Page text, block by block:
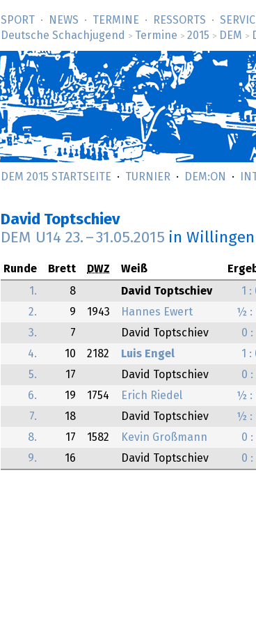
SPORT NEWS TERMINE RESSORTS
Deutsche Schachjugend
> Termine > 2015 > DEM >
DEM 2015 STARTSEITE TURNIER DEM:ON
David Toptschiev
DEM U14 23. –31.05.2015 in Willingen
Runde Brett DWZ Weiß
1.
8 David Toptschiev 1 :
2.
9 1943 Hannes Ewert ½ :
3.
7 David Toptschiev 0 :
4.
10 2182 Luis Engel 1 :
5.
17 David Toptschiev 0 :
6.
19 1754 Erich Riedel ½ :
7.
18 David Toptschiev ½ :
8.
17 1582 Kevin Großmann 0 :
9.
16 David Toptschiev 0 :